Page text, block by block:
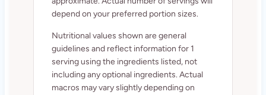
depend on your preferred portion sizes.
Nutritional values shown are general
guidelines and reflect information for 1
serving using the ingredients listed, not
including any optional ingredients. Actual
macros may vary slightly depending on